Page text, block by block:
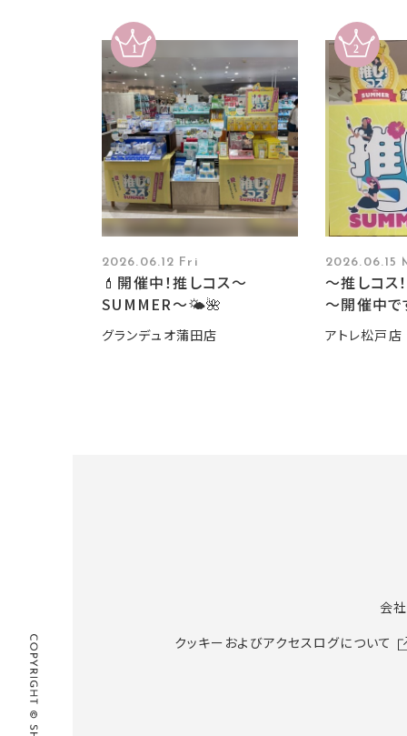
2026.06.12 Fri
💄開催中！推しコス〜
SUMMER〜🌤️🌺
グランデュオ蒲田店
2026.06.15
～推しコス
～開催中で
アトレ松戸店
会
クッキーおよびアクセスログについて